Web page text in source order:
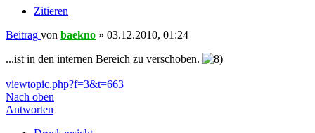
Zitieren
Beitrag von baekno » 03.12.2010, 01:24
...ist in den internen Bereich zu verschoben.
viewtopic.php?f=3&t=663
Nach oben
Antworten